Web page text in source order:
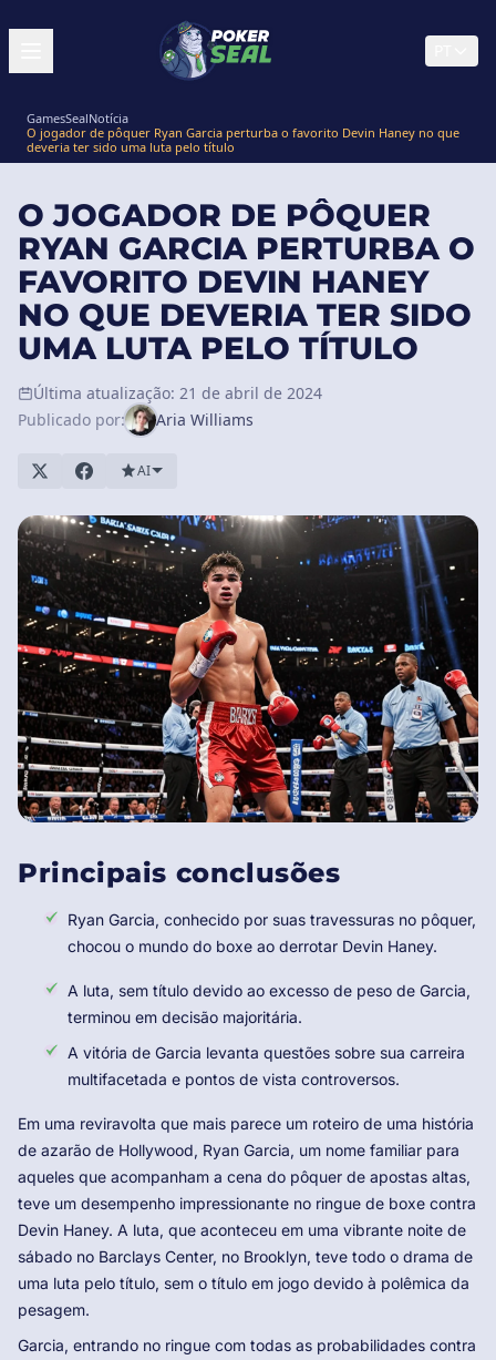
GamesSealNotícia
O jogador de pôquer Ryan Garcia perturba o favorito Devin Haney no que
deveria ter sido uma luta pelo título
O JOGADOR DE PÔQUER
RYAN GARCIA PERTURBA O
FAVORITO DEVIN HANEY
NO QUE DEVERIA TER SIDO
UMA LUTA PELO TÍTULO
Última atualização: 21 de abril de 2024
Publicado por:
Aria Williams
AI
Principais conclusões
Ryan Garcia, conhecido por suas travessuras no pôquer,
chocou o mundo do boxe ao derrotar Devin Haney.
A luta, sem título devido ao excesso de peso de Garcia,
terminou em decisão majoritária.
A vitória de Garcia levanta questões sobre sua carreira
multifacetada e pontos de vista controversos.
Em uma reviravolta que mais parece um roteiro de uma história
de azarão de Hollywood, Ryan Garcia, um nome familiar para
aqueles que acompanham a cena do pôquer de apostas altas,
teve um desempenho impressionante no ringue de boxe contra
Devin Haney. A luta, que aconteceu em uma vibrante noite de
sábado no Barclays Center, no Brooklyn, teve todo o drama de
uma luta pelo título, sem o título em jogo devido à polêmica da
pesagem.
Garcia, entrando no ringue com todas as probabilidades contra